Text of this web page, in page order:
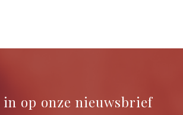
op onze nieuwsbrief